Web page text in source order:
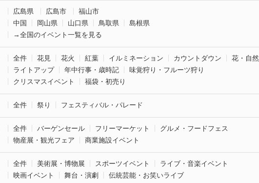
広島県 広島市
福山市
中国
岡山県 山口県 鳥取県
島根県
→全国のイベント一覧を見る
全件 花見 花火 紅葉 イルミネーション カウントダウン
花・自然
ライトアップ
年中行事・歳時記
味覚狩り・フルーツ狩り
クリスマスイベント
福袋・初売り
全件 祭り フェスティバル・パレード
全件 バーゲンセール フリーマーケット
グルメ・フードフェス
物産展・観光フェア
商業施設イベント
全件 美術展・博物展 スポーツイベント
ライブ・音楽イベント
映画イベント
舞台・演劇 伝統芸能・お笑いライブ